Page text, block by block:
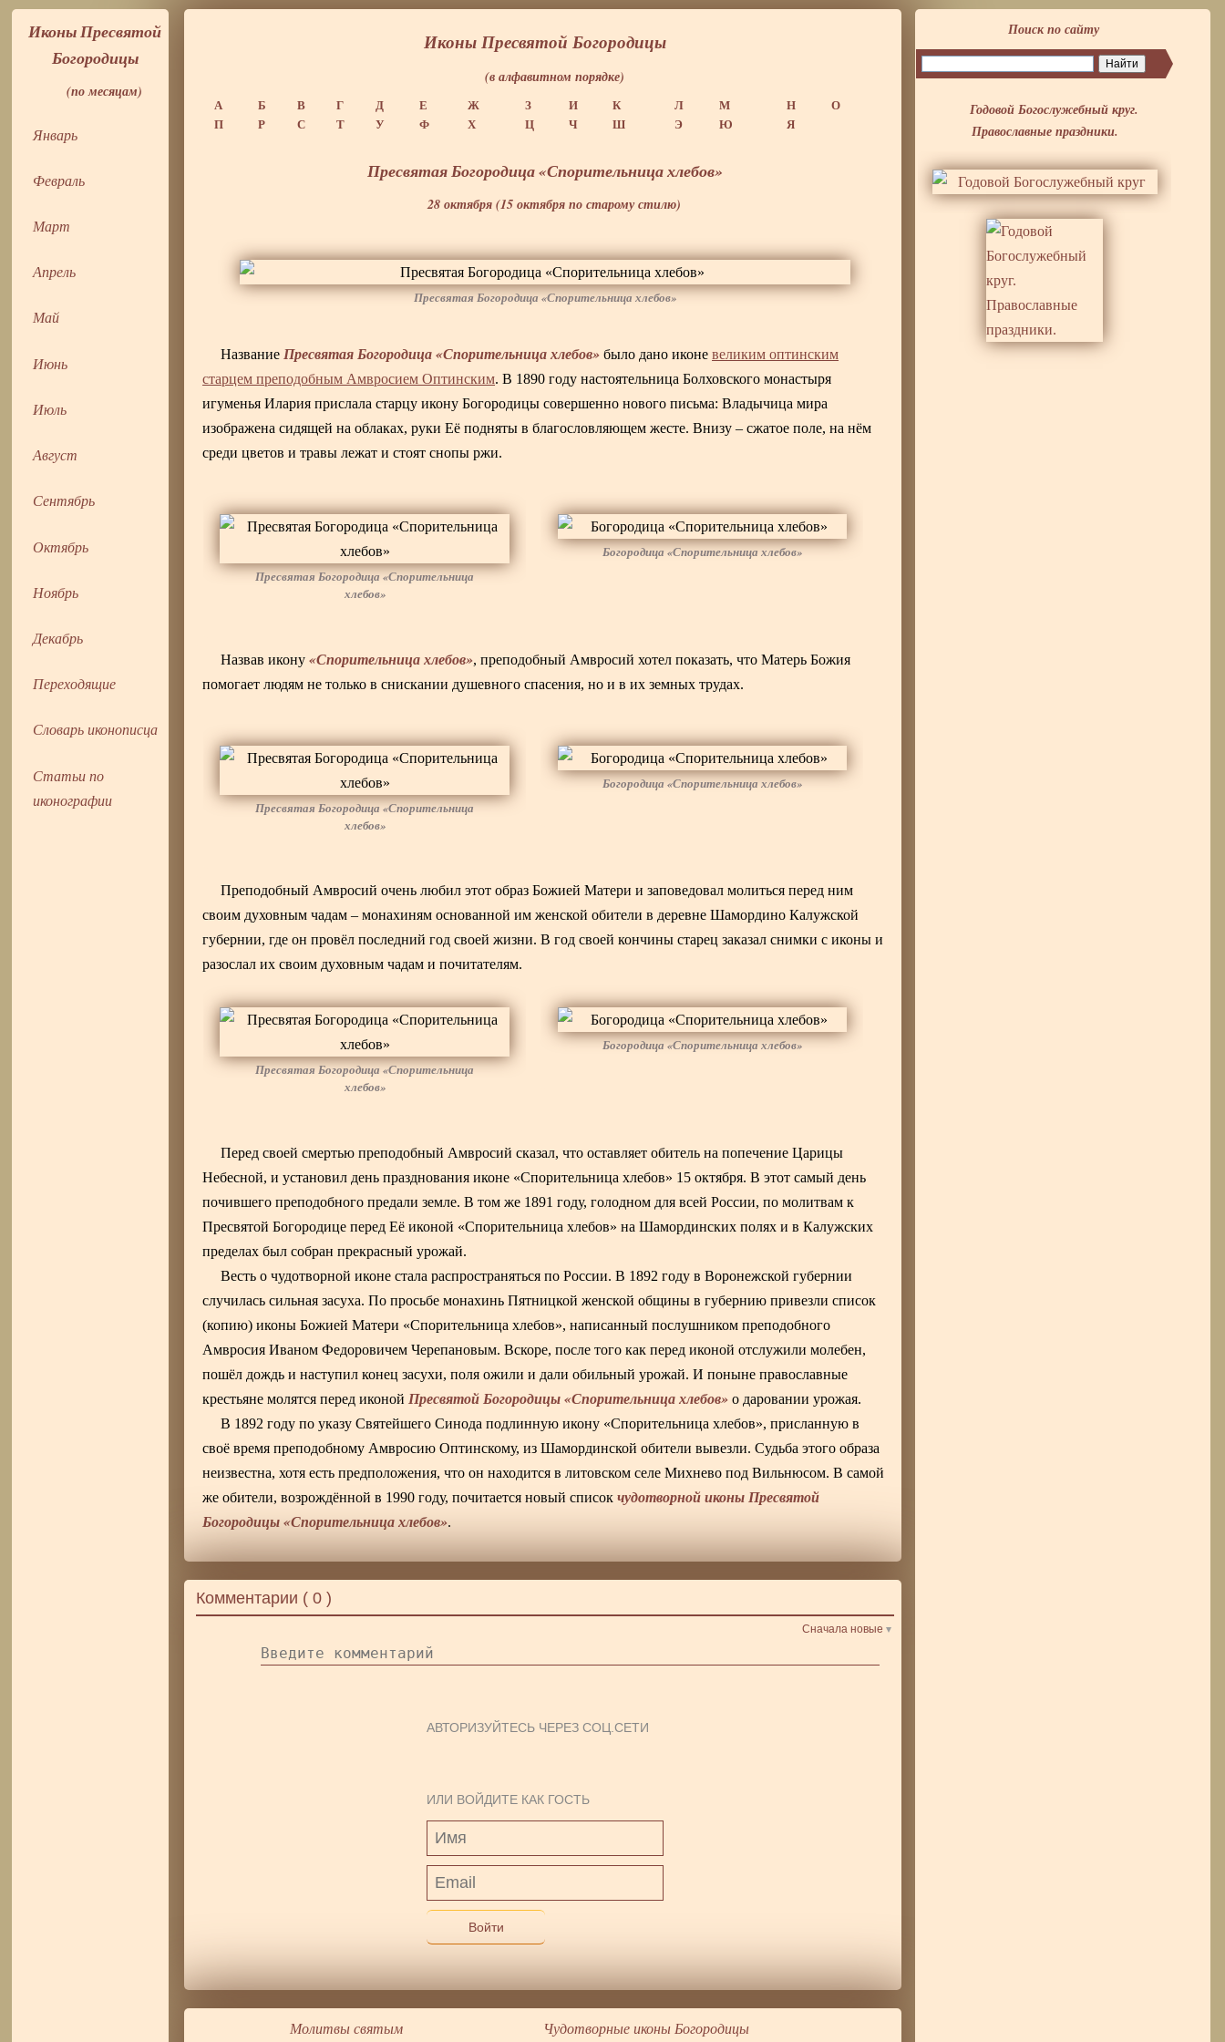
Иконы Пресвятой
Богородицы
(по месяцам)
Январь
Февраль
Март
Апрель
Май
Июнь
Июль
Август
Сентябрь
Октябрь
Ноябрь
Декабрь
Переходящие
Словарь иконописца
Статьи по
иконографии
Иконы Пресвятой Богородицы
(в алфавитном порядке)
А Б В Г Д Е Ж З И К Л М Н
О
П
Р С Т У Ф Х Ц Ч Ш Э Ю Я
Пресвятая Богородица «Спорительница хлебов»
28 октября (15 октября по старому стилю)
Пресвятая Богородица «Спорительница хлебов»
Название Пресвятая Богородица «Спорительница хлебов» было дано иконевеликим оптинским
старцем преподобным Амвросием Оптинским. В 1890 году настоятельница Болховского монастыря
игуменья Илария прислала старцу икону Богородицы совершенно нового письма: Владычица мира
изображена сидящей на облаках, руки Её подняты в благословляющем жесте. Внизу – сжатое поле, на нём
среди цветов и травы лежат и стоят снопы ржи.
Пресвятая Богородица «Спорительница
хлебов»
Богородица «Спорительница хлебов»
Назвав икону«Спорительница хлебов», преподобный Амвросий хотел показать, что Матерь Божия
помогает людям не только в снискании душевного спасения, но и в их земных трудах.
Пресвятая Богородица «Спорительница
хлебов»
Богородица «Спорительница хлебов»
Преподобный Амвросий очень любил этот образ Божией Матери и заповедовал молиться перед ним
своим духовным чадам – монахиням основанной им женской обители в деревне Шамордино Калужской
губернии, где он провёл последний год своей жизни. В год своей кончины старец заказал снимки с иконы и
разослал их своим духовным чадам и почитателям.
Пресвятая Богородица «Спорительница
хлебов»
Богородица «Спорительница хлебов»
Перед своей смертью преподобный Амвросий сказал, что оставляет обитель на попечение Царицы
Небесной, и установил день празднования иконе «Спорительница хлебов» 15 октября. В этот самый день
почившего преподобного предали земле. В том же 1891 году, голодном для всей России, по молитвам к
Пресвятой Богородице перед Её иконой «Спорительница хлебов» на Шамординских полях и в Калужских
пределах был собран прекрасный урожай.
Весть о чудотворной иконе стала распространяться по России. В 1892 году в Воронежской губернии
случилась сильная засуха. По просьбе монахинь Пятницкой женской общины в губернию привезли список
(копию) иконы Божией Матери «Спорительница хлебов», написанный послушником преподобного
Амвросия Иваном Федоровичем Черепановым. Вскоре, после того как перед иконой отслужили молебен,
пошёл дождь и наступил конец засухи, поля ожили и дали обильный урожай. И поныне православные
крестьяне молятся перед иконой Пресвятой Богородицы «Спорительница хлебов» о даровании урожая.
В 1892 году по указу Святейшего Синода подлинную икону «Спорительница хлебов», присланную в
своё время преподобному Амвросию Оптинскому, из Шамординской обители вывезли. Судьба этого образа
неизвестна, хотя есть предположения, что он находится в литовском селе Михнево под Вильнюсом. В самой
же обители, возрождённой в 1990 году, почитается новый списокчудотворной иконы Пресвятой
Богородицы «Спорительница хлебов».
Поиск по сайту
Годовой Богослужебный круг.
Православные праздники.
Комментарии (0 )
Сначала новые
АВТОРИЗУЙТЕСЬ ЧЕРЕЗ СОЦ.СЕТИ
ИЛИ ВОЙДИТЕ КАК ГОСТЬ
Войти
Молитвы святым
Чудотворные иконы Богородицы